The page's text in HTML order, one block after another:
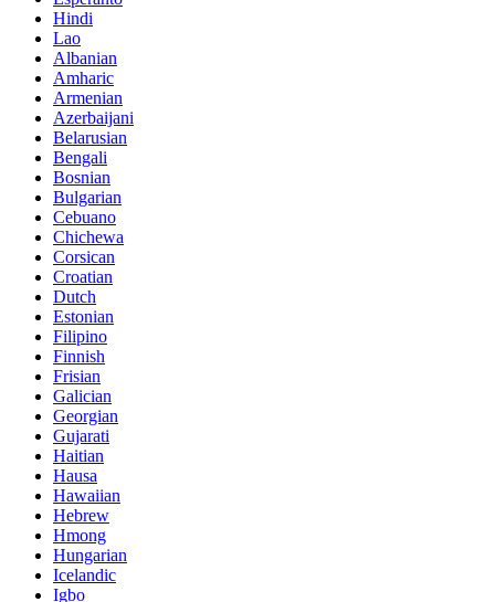
Hindi
Lao
Albanian
Amharic
Armenian
Azerbaijani
Belarusian
Bengali
Bosnian
Bulgarian
Cebuano
Chichewa
Corsican
Croatian
Dutch
Estonian
Filipino
Finnish
Frisian
Galician
Georgian
Gujarati
Haitian
Hausa
Hawaiian
Hebrew
Hmong
Hungarian
Icelandic
Igbo